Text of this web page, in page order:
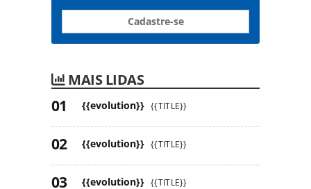
Cadastre-se
MAIS LIDAS
{{evolution}} {{TITLE}}
{{evolution}} {{TITLE}}
{{evolution}} {{TITLE}}